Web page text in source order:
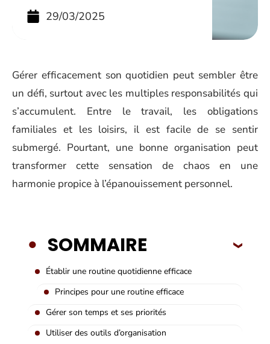
29/03/2025
Gérer efficacement son quotidien peut sembler être
un défi, surtout avec les multiples responsabilités qui
s’accumulent. Entre le travail, les obligations
familiales et les loisirs, il est facile de se sentir
submergé. Pourtant, une bonne organisation peut
transformer cette sensation de chaos en une
harmonie propice à l’épanouissement personnel.
SOMMAIRE
Établir une routine quotidienne efficace
Principes pour une routine efficace
Gérer son temps et ses priorités
Utiliser des outils d’organisation